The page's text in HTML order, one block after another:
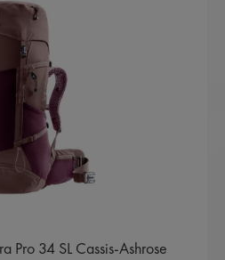
Pro 34 SL Cassis-Ashrose